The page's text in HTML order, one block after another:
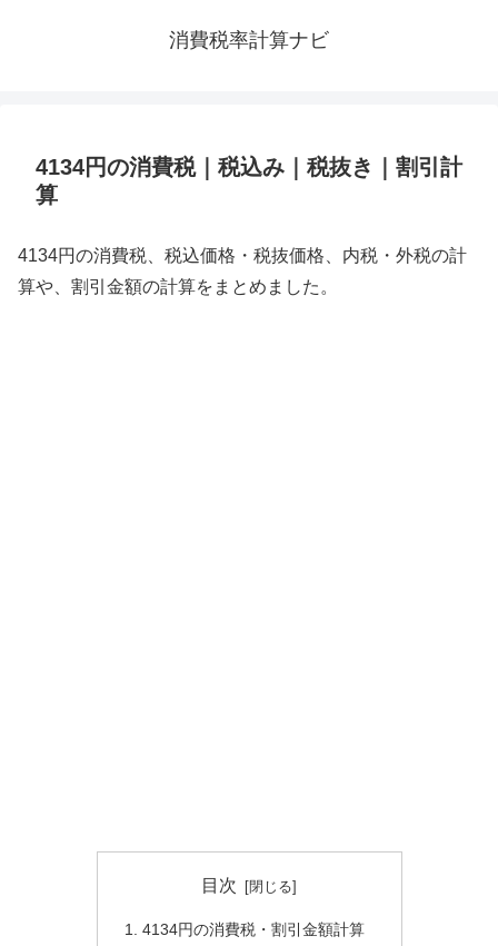
消費税率計算ナビ
4134円の消費税｜税込み｜税抜き｜割引計
算
4134円の消費税、税込価格・税抜価格、内税・外税の計
算や、割引金額の計算をまとめました。
目次
4134円の消費税・割引金額計算